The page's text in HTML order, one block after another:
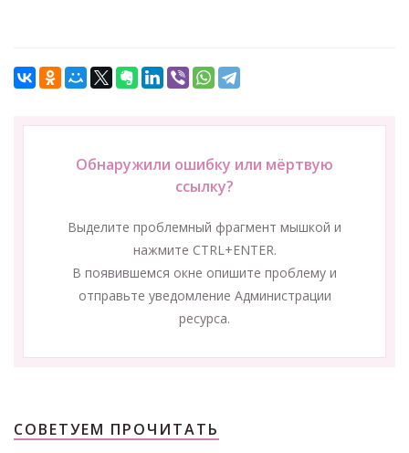
Обнаружили ошибку или мёртвую
ссылку?
Выделите проблемный фрагмент мышкой и
нажмите CTRL+ENTER.
В появившемся окне опишите проблему и
отправьте уведомление Администрации
ресурса.
СОВЕТУЕМ ПРОЧИТАТЬ